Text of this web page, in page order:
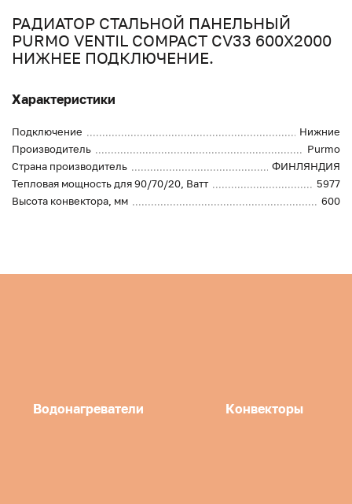
РАДИАТОР СТАЛЬНОЙ ПАНЕЛЬНЫЙ
PURMO VENTIL COMPACT CV33 600X2000
НИЖНЕЕ ПОДКЛЮЧЕНИЕ.
Характеристики
Подключение
Нижние
Производитель
Purmo
Страна производитель
ФИНЛЯНДИЯ
Тепловая мощность для 90/70/20, Ватт
5977
Высота конвектора, мм
600
Водонагреватели Конвекторы